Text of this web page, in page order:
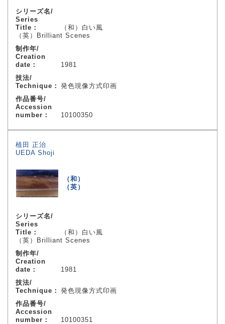
シリーズ名/
Series
Title：
（和）白い風
（英）Brilliant Scenes
制作年/
Creation
date：
1981
技法/
Technique： 発色現像方式印画
作品番号/
Accession
number：
10100350
植田 正治
UEDA Shoji
（和）
（英）
シリーズ名/
Series
Title：
（和）白い風
（英）Brilliant Scenes
制作年/
Creation
date：
1981
技法/
Technique： 発色現像方式印画
作品番号/
Accession
number：
10100351